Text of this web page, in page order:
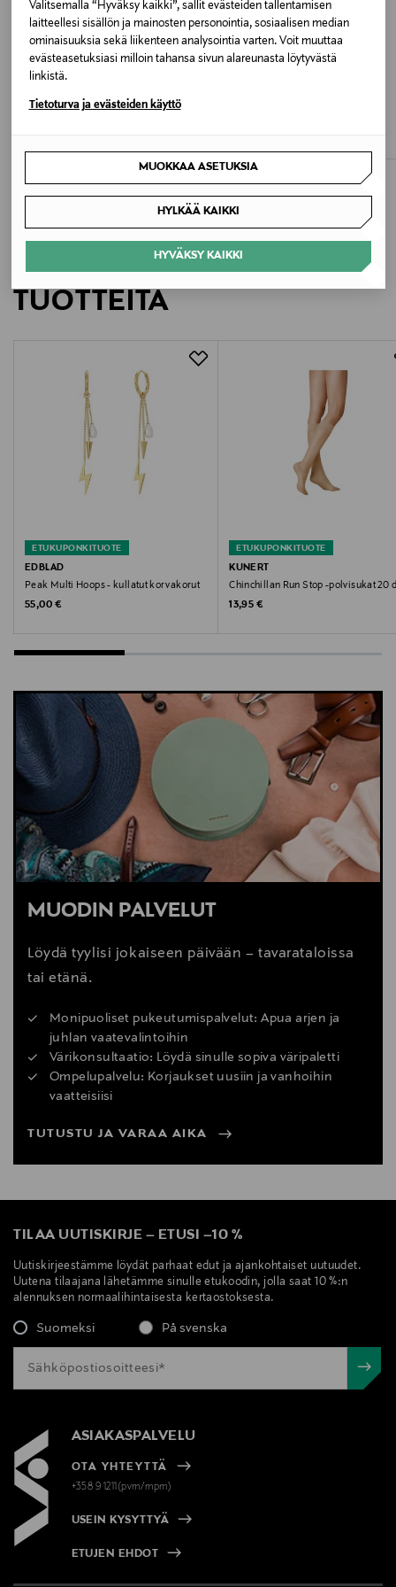
Valitsemalla “Hyväksy kaikki”, sallit evästeiden tallentamisen
laitteellesi sisällön ja mainosten personointia, sosiaalisen median
ominaisuuksia sekä liikenteen analysointia varten. Voit muuttaa
evästeasetuksiasi milloin tahansa sivun alareunasta löytyvästä
linkistä.
Tietoturva ja evästeiden käyttö
MUOKKAA ASETUKSIA
HYLKÄÄ KAIKKI
HYVÄKSY KAIKKI
60 °C
Väri
70 WHITE
Bangladesh
Valmistajan tuotenumero
Lindex Group Oyj/Lindex Division
Korkeavuorenkatu 28, 00130 Helsinki, Finland
Digitaalinen osoite
info@lindex.com
Avainsanat
LINDEX
LISÄÄ KIINNOSTAVIA
TUOTTEITA
ETUKUPONKITUOTE
EDBLAD
Peak Multi Hoops - kullatut korvakorut
Original Price
55,00 €
ETUKUPONKITUOTE
KUNERT
Chinchillan Run Stop -polvisukat 20
Original Price
13,95 €
MUODIN PALVELUT
Löydä tyylisi jokaiseen päivään – tavarataloissa
tai etänä.
Monipuoliset pukeutumispalvelut: Apua arjen ja
juhlan vaatevalintoihin
Värikonsultaatio: Löydä sinulle sopiva väripaletti
Ompelupalvelu: Korjaukset uusiin ja vanhoihin
vaatteisiisi
TUTUSTU JA VARAA AIKA
TILAA UUTISKIRJE – ETUSI –10 %
Uutiskirjeestämme löydät parhaat edut ja ajankohtaiset uutuudet.
Uutena tilaajana lähetämme sinulle etukoodin, jolla saat 10 %:n
alennuksen normaalihintaisesta kertaostoksesta.
Suomeksi På svenska
ASIAKASPALVELU
OTA YHTEYTTÄ
+358 9 1211(pvm/mpm)
USEIN KYSYTTYÄ
ETUJEN EHDOT